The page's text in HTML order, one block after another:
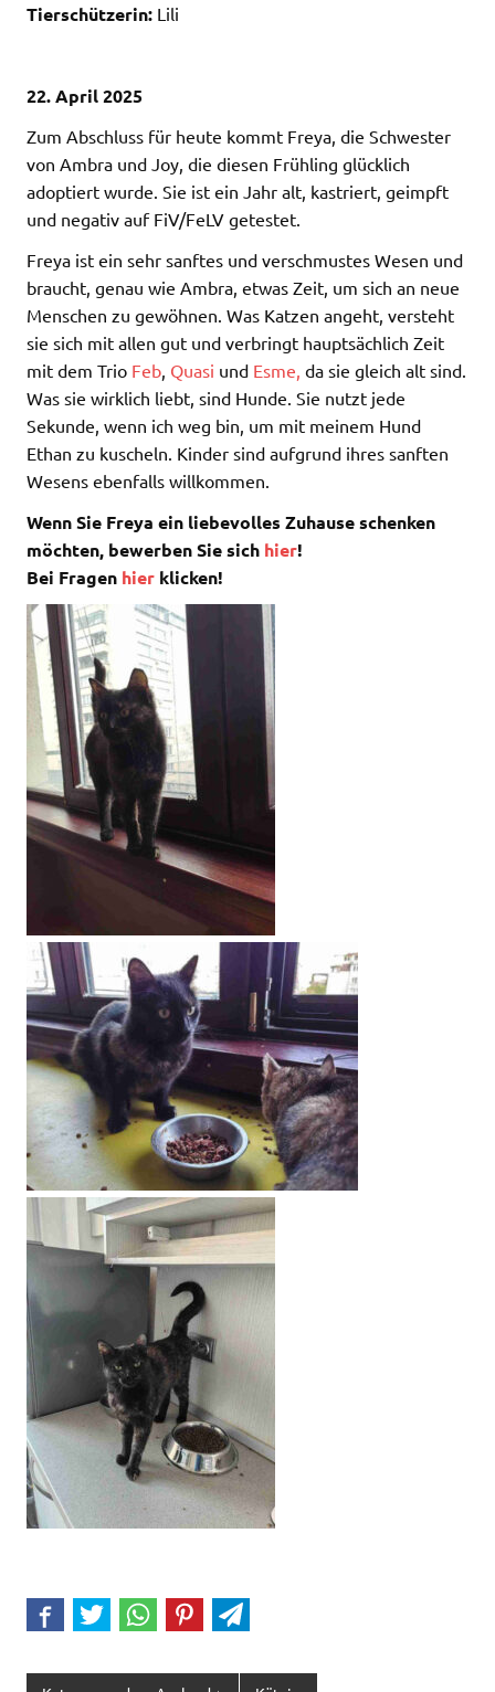
Tierschützerin: Lili
22. April 2025
Zum Abschluss für heute kommt Freya, die Schwester
von Ambra und Joy, die diesen Frühling glücklich
adoptiert wurde. Sie ist ein Jahr alt, kastriert, geimpft
und negativ auf FiV/FeLV getestet.
Freya ist ein sehr sanftes und verschmustes Wesen und
braucht, genau wie Ambra, etwas Zeit, um sich an neue
Menschen zu gewöhnen. Was Katzen angeht, versteht
sie sich mit allen gut und verbringt hauptsächlich Zeit
mit dem Trio Feb Quasi und Esme, da sie gleich alt sind.
Was sie wirklich liebt, sind Hunde. Sie nutzt jede
Sekunde, wenn ich weg bin, um mit meinem Hund
Ethan zu kuscheln. Kinder sind aufgrund ihres sanften
Wesens ebenfalls willkommen.
Wenn Sie Freya ein liebevolles Zuhause schenken
möchten, bewerben Sie sich hier!
Bei Fragen hier klicken!